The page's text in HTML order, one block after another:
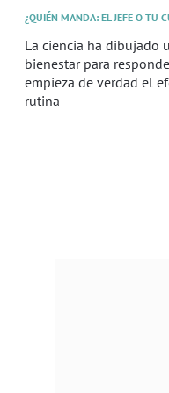
¿QUIÉN MANDA: EL JEFE O TU
La ciencia ha dibujado
bienestar para
empieza de verdad el
rutina